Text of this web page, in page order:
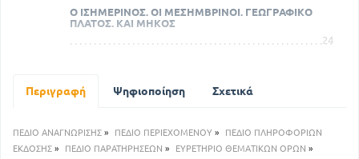
Ο ΙΣΗΜΕΡΙΝΟΣ. ΟΙ ΜΕΣΗΜΒΡΙΝΟΙ. ΓΕΩΓΡΑΦΙΚΟ
ΠΛΑΤΟΣ. ΚΑΙ ΜΗΚΟΣ
24
ΦΥΣΙΚΗ ΓΕΩΓΡΑΦΙΑ
Περιγραφή Ψηφιοποίηση Σχετικά
ΠΕΔΙΟ ΑΝΑΓΝΩΡΙΣΗΣ » ΠΕΔΙΟ ΠΕΡΙΕΧΟΜΕΝΟΥ »
ΠΕΔΙΟ ΠΛΗΡΟΦΟΡΙΩΝ
ΕΚΔΟΣΗΣ » ΠΕΔΙΟ ΠΑΡΑΤΗΡΗΣΕΩΝ » ΕΥΡΕΤΗΡΙΟ ΘΕΜΑΤΙΚΩΝ ΟΡΩΝ »